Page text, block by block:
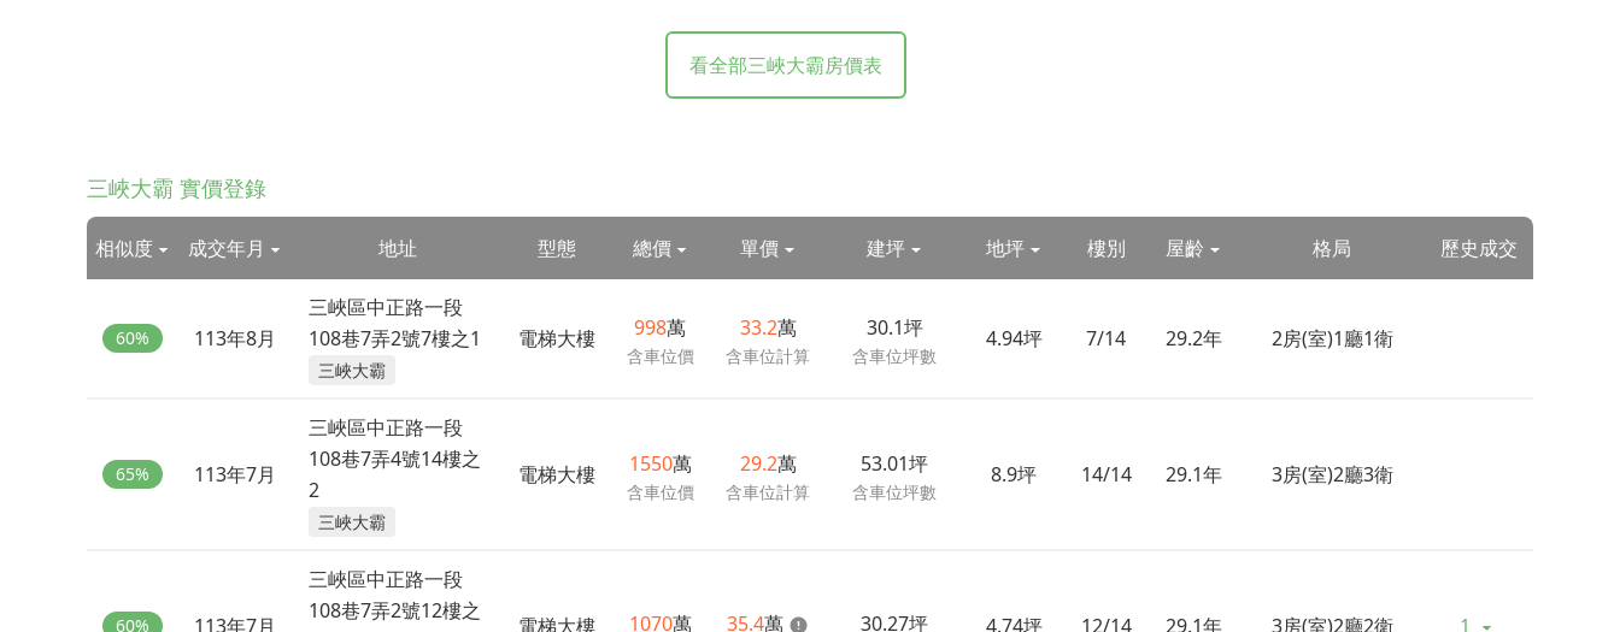
看全部三峽大霸房價表
三峽大霸 實價登錄
相似度 成交年月 地址 型態 總價 單價 建坪 地坪 樓別 屋齡 格局 歷史成交
60% 113年8月
三峽區中正路一段
108巷7弄2號7樓之1
三峽大霸
電梯大樓 998萬
含車位價
33.2萬
含車位計算
30.1坪
含車位坪數
4.94坪 7/14 29.2年 2房(室)1廳1衛
65% 113年7月
三峽區中正路一段
108巷7弄4號14樓之
2
三峽大霸
電梯大樓 1550萬
含車位價
29.2萬
含車位計算
53.01坪
含車位坪數
8.9坪 14/14 29.1年 3房(室)2廳3衛
60% 113年7月
三峽區中正路一段
108巷7弄2號12樓之
電梯大樓 1070萬 35.4萬 30.27坪 4.74坪 12/14 29.1年 3房(室)2廳2衛 1